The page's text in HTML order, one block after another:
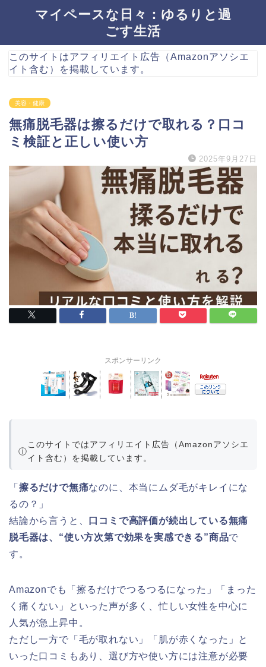
マイペースな日々：ゆるりと過
ごす生活
このサイトはアフィリエイト広告（Amazonアソシエ
イト含む）を掲載しています。
美容・健康
無痛脱毛器は擦るだけで取れる？口コ
ミ検証と正しい使い方
2025年9月27日
スポンサーリンク
ⓘ
このサイトではアフィリエイト広告（Amazonアソシエ
イト含む）を掲載しています。
「 擦るだけで無痛なのに、本当にムダ毛がキレイにな
るの？」
結論から言うと、
口コミで高評価が続出している無痛
脱毛器は、“使い方次第で効果を実感できる”商品で
す。
Amazonでも「擦るだけでつるつるになった」「まった
く痛くない」といった声が多く、忙しい女性を中心に
人気が急上昇中。
ただし一方で「毛が取れない」「肌が赤くなった」と
いった口コミもあり、選び方や使い方には注意が必要